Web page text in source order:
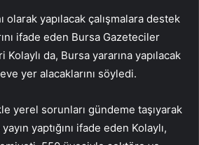
olarak yapılacak çalışmalara destek
ifade eden Bursa Gazeteciler
Kolaylı da, Bursa yararına yapılacak
yer alacaklarını söyledi.
yerel sorunları gündeme taşıyarak
yaptığını ifade eden Kolaylı,